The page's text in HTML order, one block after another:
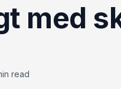
med
read